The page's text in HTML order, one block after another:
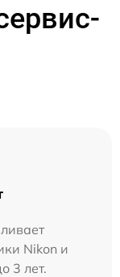
Nikon и
3 лет.